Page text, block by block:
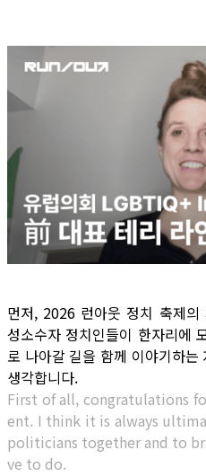
먼저, 2026 런아웃 정치 축제의
성소수자 정치인들이 한자리에
로 나아갈 길을 함께 이야기하
생각합니다.
First of all, congratulations
ent. I think it is always
politicians together and to
ve to do.